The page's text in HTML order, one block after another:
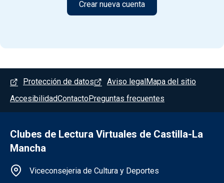
Menú del pie
Protección de datos Aviso legal Mapa del sitio
AccesibilidadContactoPreguntas frecuentes
Clubes de Lectura Virtuales de Castilla-La
Mancha
Información de la institución
Viceconsejeria de Cultura y Deportes